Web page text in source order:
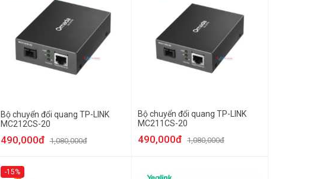
Bộ chuyển đổi quang TP-LINK
MC212CS-20
490,000đ 1,080,000đ
Bộ chuyển đổi quang TP-LINK
MC211CS-20
490,000đ 1,080,000đ
-15%